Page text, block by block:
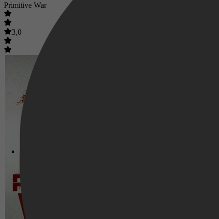
Primitive War
3,0